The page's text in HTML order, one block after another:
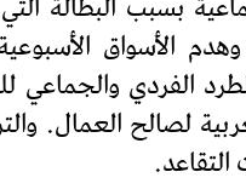
الأسواق
الفردي والجماعي
لصالح العمال.